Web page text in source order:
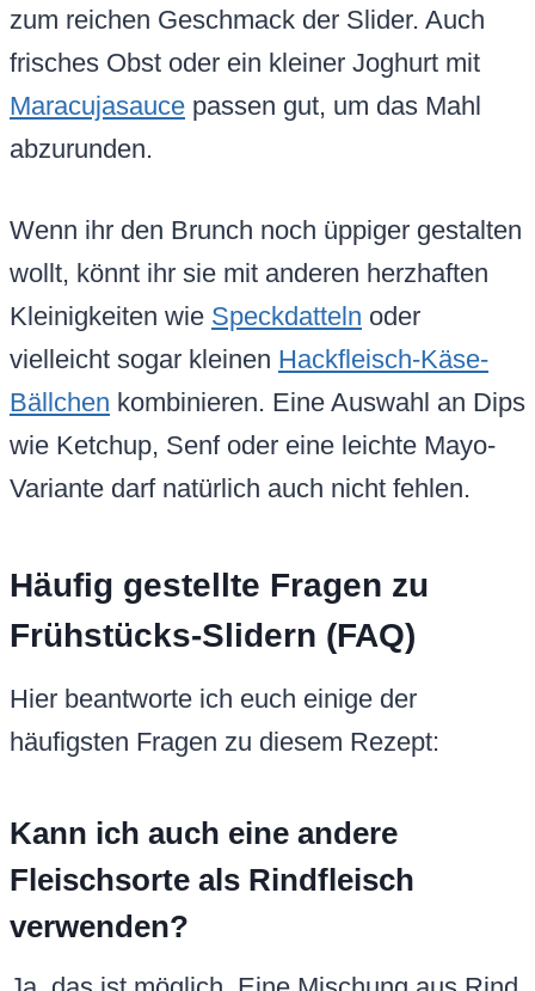
zum reichen Geschmack der Slider. Auch
frisches Obst oder ein kleiner Joghurt mit
Maracujasauce passen gut, um das Mahl
abzurunden.
Wenn ihr den Brunch noch üppiger gestalten
wollt, könnt ihr sie mit anderen herzhaften
Kleinigkeiten wie Speckdatteln oder
vielleicht sogar kleinen Hackfleisch-Käse-
Bällchen kombinieren. Eine Auswahl an Dips
wie Ketchup, Senf oder eine leichte Mayo-
Variante darf natürlich auch nicht fehlen.
Häufig gestellte Fragen zu
Frühstücks-Slidern (FAQ)
Hier beantworte ich euch einige der
häufigsten Fragen zu diesem Rezept:
Kann ich auch eine andere
Fleischsorte als Rindfleisch
verwenden?